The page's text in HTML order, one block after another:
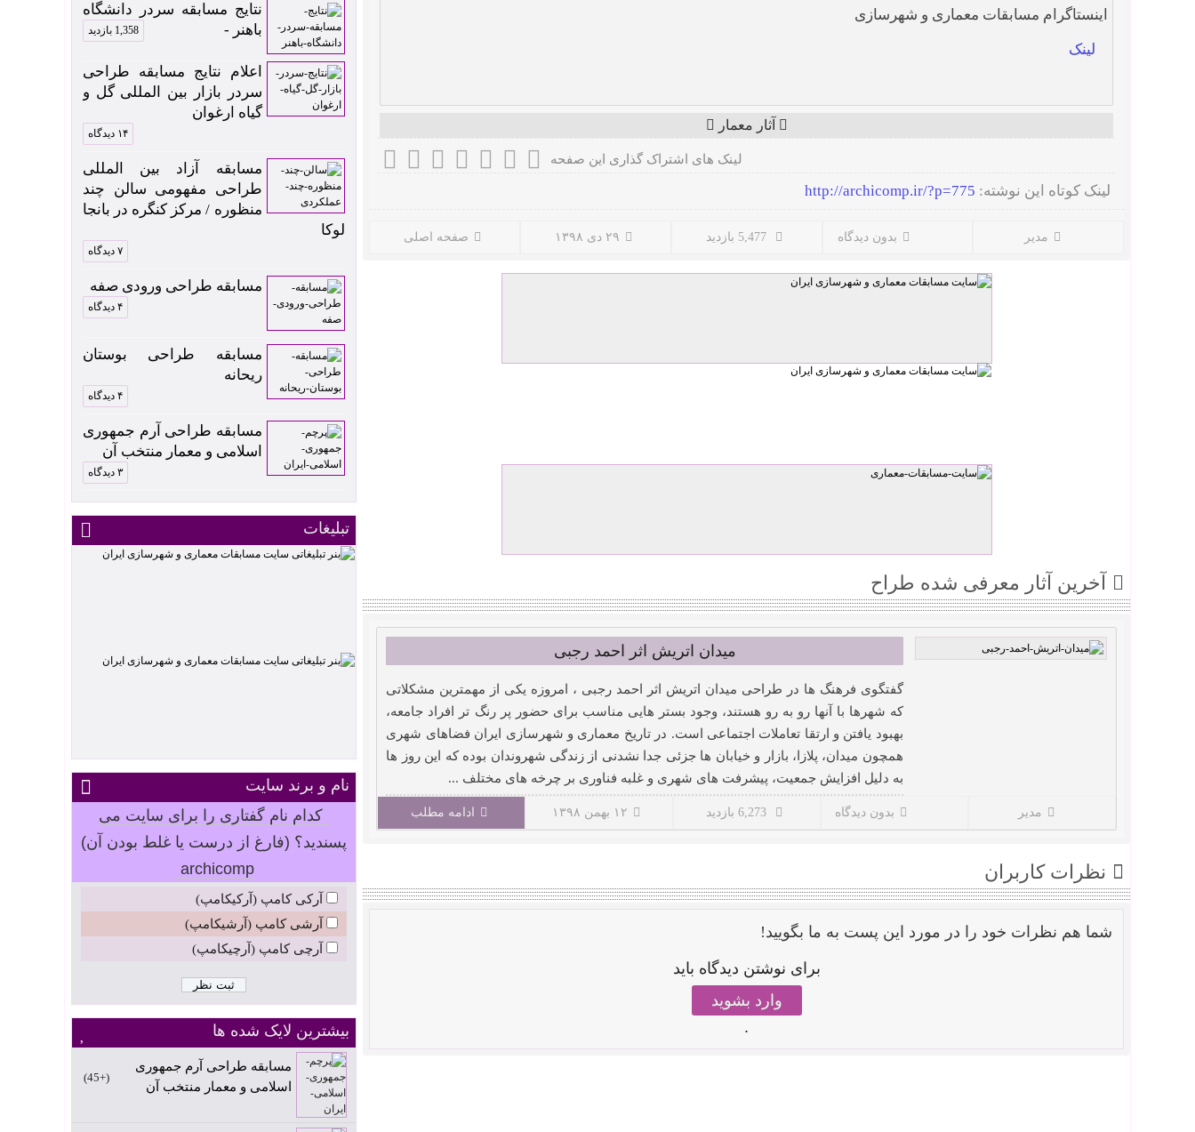
اینستاگرام مسابقات معماری و شهرسازی
لینک
آثار معمار
لینک های اشتراک گذاری این صفحه
لینک کوتاه این نوشته: http://archicomp.ir/?p=775
مدیر بدون دیدگاه 5,477 بازدید ۲۹ دی ۱۳۹۸ صفحه اصلی
آخرین آثار معرفی شده طراح
میدان اتریش اثر احمد رجبی
گفتگوی فرهنگ ها در طراحی میدان اتریش اثر احمد رجبی ، امروزه یکی از مهمترین مشکلاتی
که شهرها با آنها رو به رو هستند، وجود بستر هایی مناسب برای حضور پر رنگ تر افراد جامعه،
بهبود یافتن و ارتقا تعاملات اجتماعی است. در تاریخ معماری و شهرسازی ایران فضاهای شهری
همچون میدان، پلازا، بازار و خیابان ها جزئی جدا نشدنی از زندگی شهروندان بوده که این روز ها
به دلیل افزایش جمعیت، پیشرفت های شهری و غلبه فناوری بر چرخه های مختلف ...
مدیر بدون دیدگاه 6,273 بازدید ۱۲ بهمن ۱۳۹۸ ادامه مطلب
نظرات کاربران
شما هم نظرات خود را در مورد این پست به ما بگویید!
برای نوشتن دیدگاه باید
وارد بشوید
.
نتایج مسابقه سردر دانشگاه
باهنر -
1,358 بازدید
اعلام نتایج مسابقه طراحی
سردر بازار بین المللی گل و
گیاه ارغوان
۱۴ دیدگاه
مسابقه آزاد بین المللی
طراحی مفهومی سالن چند
منظوره / مرکز کنگره در بانجا
لوکا
۷ دیدگاه
مسابقه طراحی ورودی صفه
۴ دیدگاه
مسابقه طراحی بوستان
ریحانه
۴ دیدگاه
مسابقه طراحی آرم جمهوری
اسلامی و معمار منتخب آن
۳ دیدگاه
تبلیغات
نام و برند سایت
کدام نام گفتاری را برای سایت می
پسندید؟ (فارغ از درست یا غلط بودن آن)
archicomp
آرکی کامپ (آرکیکامپ)
آرشی کامپ (آرشیکامپ)
آرچی کامپ (آرچیکامپ)
بیشترین لایک شده ها
مسابقه طراحی آرم جمهوری
اسلامی و معمار منتخب آن
+45